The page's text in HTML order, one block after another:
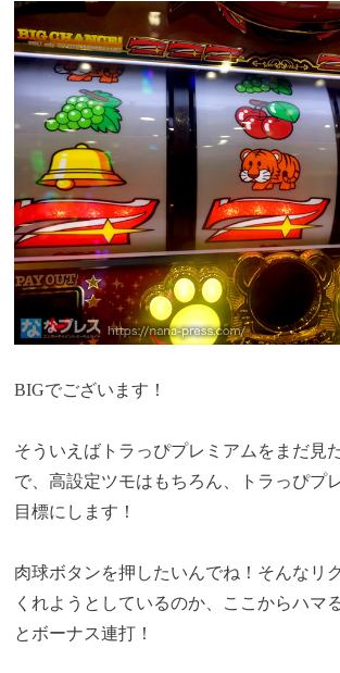
BIGでございます！
そういえばトラっぴプレミアムをまだ見
で、高設定ツモはもちろん、トラっぴプ
目標にします！
肉球ボタンを押したいんでね！そんなリ
くれようとしているのか、ここからハマ
とボーナス連打！